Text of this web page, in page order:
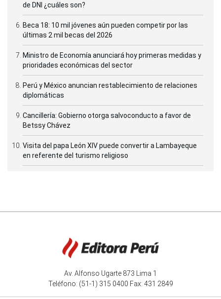
de DNI ¿cuáles son?
Beca 18: 10 mil jóvenes aún pueden competir por las
últimas 2 mil becas del 2026
Ministro de Economía anunciará hoy primeras medidas y
prioridades económicas del sector
Perú y México anuncian restablecimiento de relaciones
diplomáticas
Cancillería: Gobierno otorga salvoconducto a favor de
Betssy Chávez
Visita del papa León XIV puede convertir a Lambayeque
en referente del turismo religioso
Av. Alfonso Ugarte 873 Lima 1
Teléfono: (51-1) 315 0400 Fax: 431 2849